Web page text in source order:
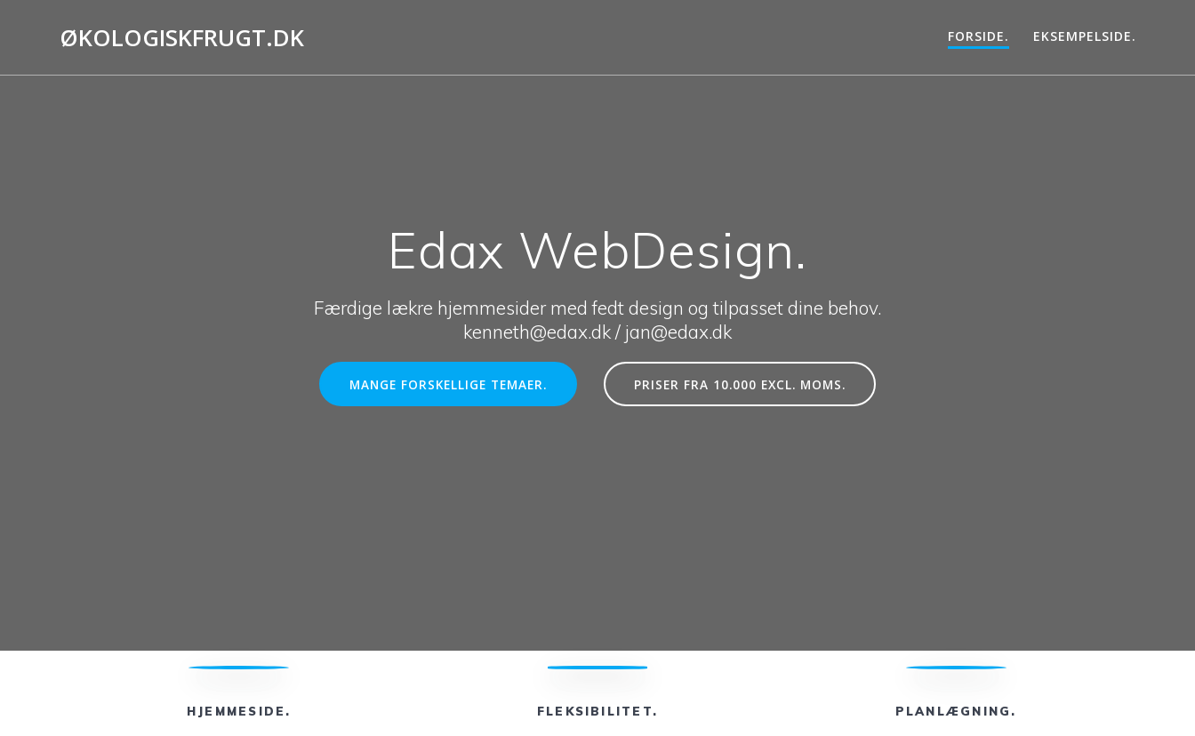
ØKOLOGISKFRUGT.DK FORSIDE. EKSEMPELSIDE.
Edax WebDesign.
Færdige lækre hjemmesider med fedt design og tilpasset dine behov.
kenneth@edax.dk / jan@edax.dk
MANGE FORSKELLIGE TEMAER. PRISER FRA 10.000 EXCL. MOMS.
HJEMMESIDE. FLEKSIBILITET. PLANLÆGNING.